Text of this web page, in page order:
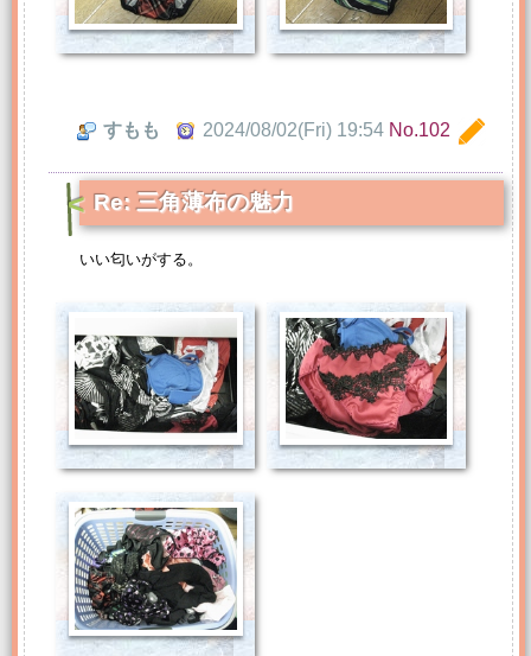
すもも 2024/08/02(Fri) 19:54 No.102
Re: 三角薄布の魅力
いい匂いがする。